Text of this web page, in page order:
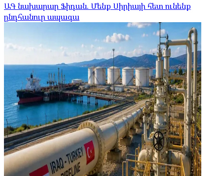
ԱԳ նախարար Ֆիդան. Մենք Սիրիայի հետ ունենք
ընդհանուր ապագա